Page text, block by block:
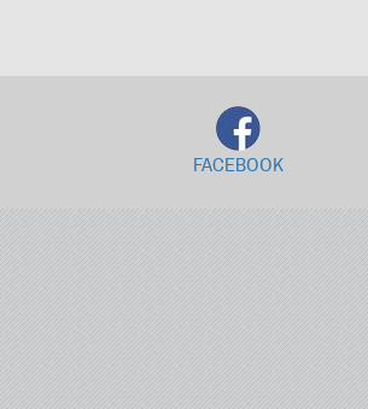
FACEBOOK